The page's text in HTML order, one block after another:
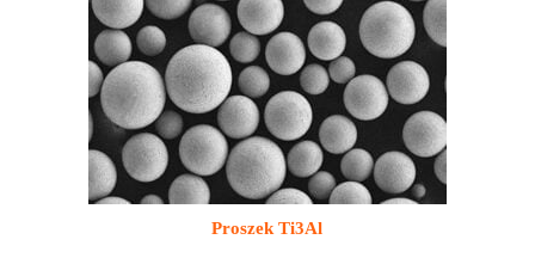
Proszek Ti3Al